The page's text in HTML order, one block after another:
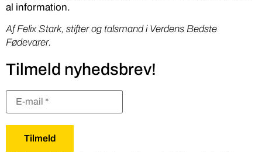
al information.
Af Felix Stark, stifter og talsmand i Verdens Bedste
Fødevarer.
Tilmeld nyhedsbrev!